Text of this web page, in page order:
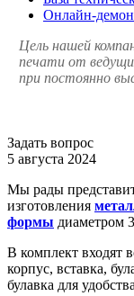
Онлайн-
Цель нашей
печати от
при постоянно
Задать вопрос
5 августа 2024
Мы рады
изготовления
формы диаметром
В комплект входят
корпус, вставка,
булавка для